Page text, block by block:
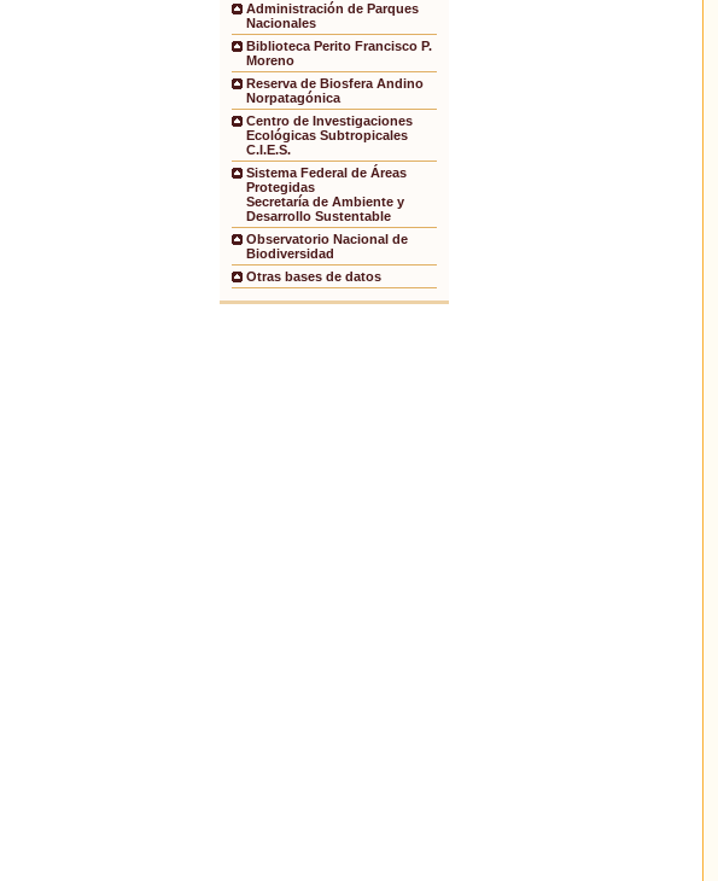
Administración de Parques
Nacionales
Biblioteca Perito Francisco P.
Moreno
Reserva de Biosfera Andino
Norpatagónica
Centro de Investigaciones
Ecológicas Subtropicales
C.I.E.S.
Sistema Federal de Áreas
Protegidas
Secretaría de Ambiente y
Desarrollo Sustentable
Observatorio Nacional de
Biodiversidad
Otras bases de datos